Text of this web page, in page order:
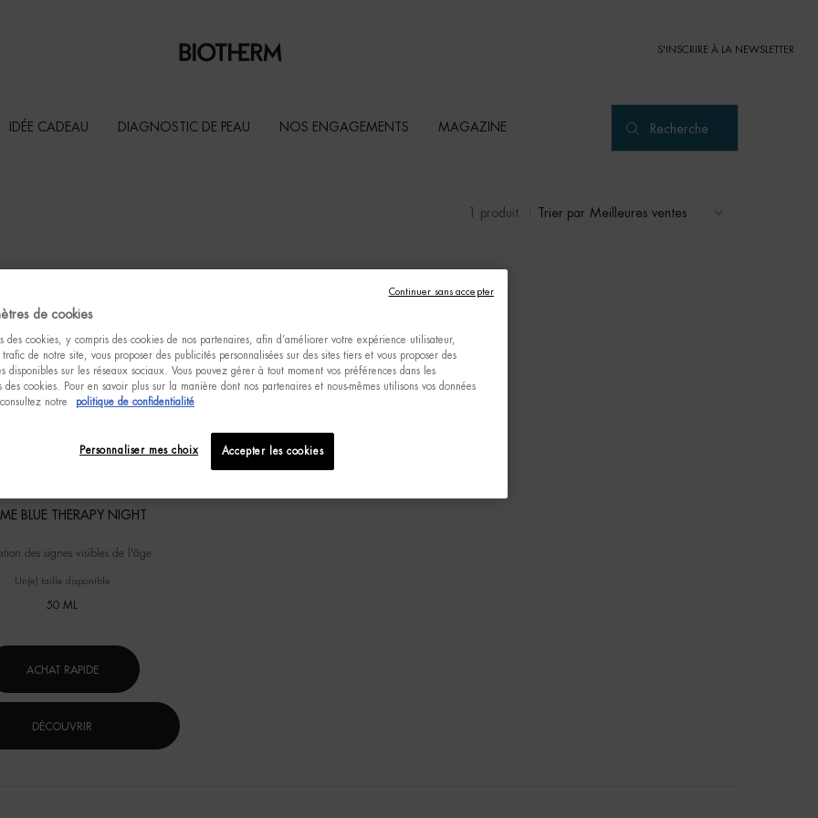
S'INSCRIRE À LA NEWSLETTER
IDÉE CADEAU DIAGNOSTIC DE PEAU NOS ENGAGEMENTS MAGAZINE Recherche
1 produit Trier par
BLUE THERAPY NIGHT
des signes visibles de l'âge.
Un(e) taille disponible
50 ML
ACHAT RAPIDE
DÉCOUVRIR
de cookies
des cookies, y compris des cookies de nos partenaires, afin d’améliorer votre expérience utilisateur,
trafic de notre site, vous proposer des publicités personnalisées sur des sites tiers et vous proposer des
disponibles sur les réseaux sociaux. Vous pouvez gérer à tout moment vos préférences dans les
des cookies. Pour en savoir plus sur la manière dont nos partenaires et nous-mêmes utilisons vos données
notre
politique de confidentialité
Accepter les cookies
Personnaliser mes choix
Continuer sans accepter